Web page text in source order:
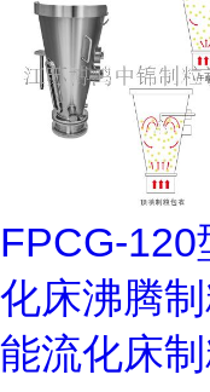
FPCG-
化床沸腾
能流化床